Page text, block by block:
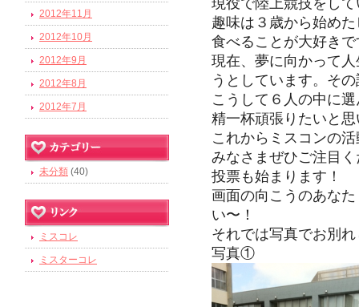
現役で陸上競技をし
趣味は３歳から始め
食べることが大好き
現在、夢に向かって
うとしています。そ
こうして６人の中に
精一杯頑張りたいと
これからミスコンの
みなさまぜひご注目
投票も始まります！
画面の向こうのあな
い〜！
それでは写真でお別
写真①
2012年11月
2012年10月
2012年9月
2012年8月
2012年7月
未分類 (40)
ミスコレ
ミスターコレ